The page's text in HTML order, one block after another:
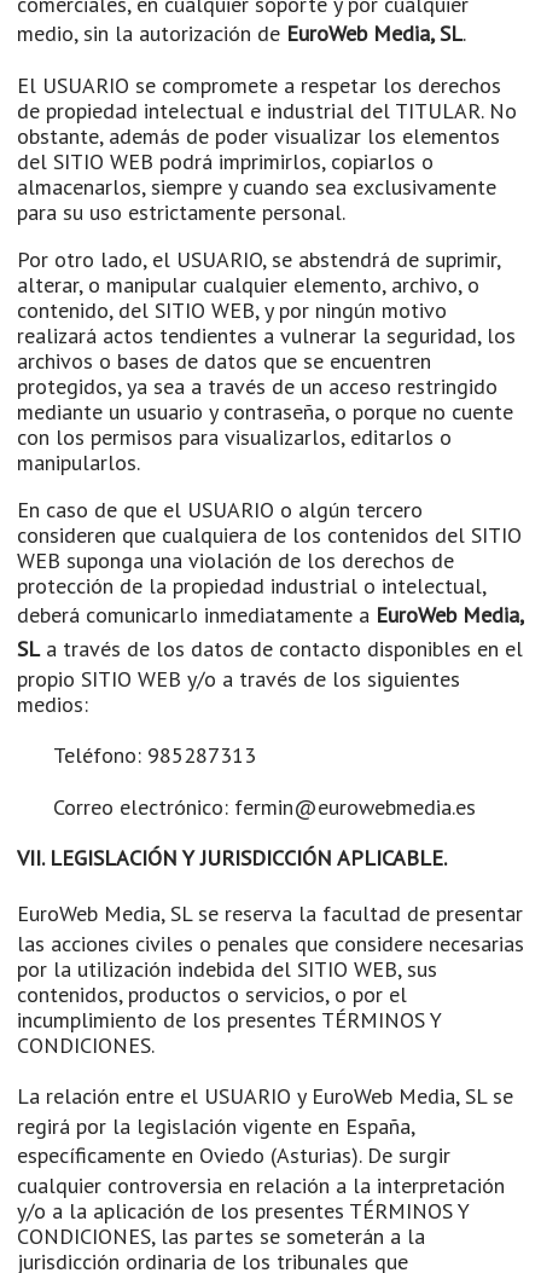
medio, sin la autorización de EuroWeb Media, SL.
El USUARIO se compromete a respetar los derechos
de propiedad intelectual e industrial del TITULAR. No
obstante, además de poder visualizar los elementos
del SITIO WEB podrá imprimirlos, copiarlos o
almacenarlos, siempre y cuando sea exclusivamente
para su uso estrictamente personal.
Por otro lado, el USUARIO, se abstendrá de suprimir,
alterar, o manipular cualquier elemento, archivo, o
contenido, del SITIO WEB, y por ningún motivo
realizará actos tendientes a vulnerar la seguridad, los
archivos o bases de datos que se encuentren
protegidos, ya sea a través de un acceso restringido
mediante un usuario y contraseña, o porque no cuente
con los permisos para visualizarlos, editarlos o
manipularlos.
En caso de que el USUARIO o algún tercero
consideren que cualquiera de los contenidos del SITIO
WEB suponga una violación de los derechos de
protección de la propiedad industrial o intelectual,
deberá comunicarlo inmediatamente a EuroWeb Media,
SLa través de los datos de contacto disponibles en el
propio SITIO WEB y/o a través de los siguientes
medios:
Teléfono: 985287313
Correo electrónico: fermin@eurowebmedia.es
VII. LEGISLACIÓN Y JURISDICCIÓN APLICABLE.
EuroWeb Media, SLse reserva la facultad de presentar
las acciones civiles o penales que considere necesarias
por la utilización indebida del SITIO WEB, sus
contenidos, productos o servicios, o por el
incumplimiento de los presentes TÉRMINOS Y
CONDICIONES.
La relación entre el USUARIO y EuroWeb Media, SLse
regirá por la legislación vigente en España,
específicamente en Oviedo (Asturias). De surgir
cualquier controversia en relación a la interpretación
y/o a la aplicación de los presentes TÉRMINOS Y
CONDICIONES, las partes se someterán a la
jurisdicción ordinaria de los tribunales que